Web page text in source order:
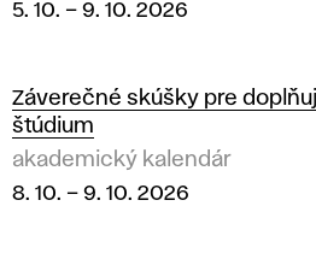
5. 10. – 9. 10. 2026
Záverečné skúšky pre
štúdium
akademický kalendár
8. 10. – 9. 10. 2026